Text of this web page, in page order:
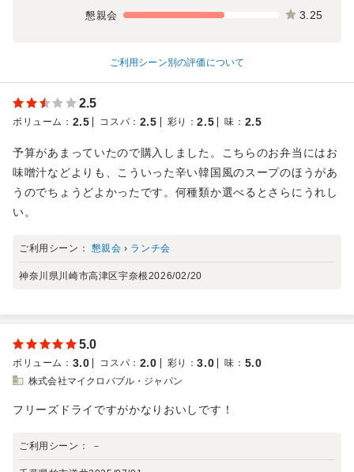
懇親会 3.25
ご利用シーン別の評価について
2.5
ボリューム ： 2.5 コスパ ： 2.5 彩り ：2.5 味 ： 2.5
予算があまっていたので購入しました。こちらのお弁当にはお
味噌汁などよりも、こういった辛い韓国風のスープのほうがあ
うのでちょうどよかったです。何種類か選べるとさらにうれし
い。
ご利用シーン： 懇親会 › ランチ会
神奈川県川崎市高津区宇奈根2026/02/20
5.0
ボリューム ： 3.0 コスパ ： 2.0 彩り ：3.0 味 ： 5.0
株式会社マイクロバブル・ジャパン
フリーズドライですがかなりおいしです！
ご利用シーン： －